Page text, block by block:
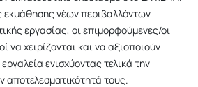
νέων περιβαλλόντων
εργασίας, οι επιμορφούμενες/οι
να χειρίζονται και να αξιοποιούν
ενισχύοντας τελικά την
αποτελεσματικότητά τους.